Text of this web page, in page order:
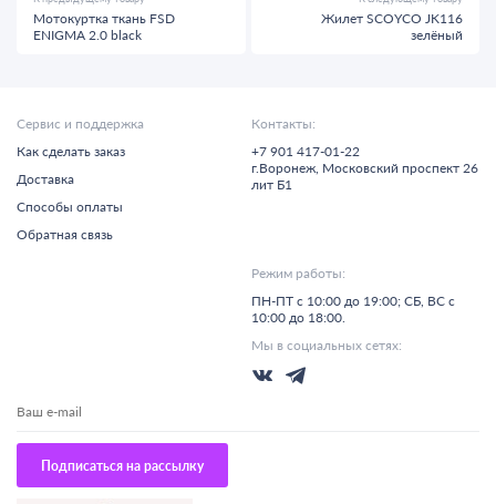
Мотокуртка ткань FSD
ENIGMA 2.0 black
Жилет SCOYCO JK116
зелёный
Сервис и поддержка
Как сделать заказ
Доставка
Способы оплаты
Обратная связь
Контакты:
+7 901 417-01-22
г.Воронеж, Московский проспект 26
лит Б1
Режим работы:
ПН-ПТ с 10:00 до 19:00; СБ, ВС с
10:00 до 18:00.
Мы в социальных сетях:
Подписаться на рассылку